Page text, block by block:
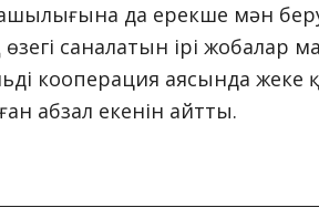
да ерекше мән
саналатын ірі жобалар
кооперация аясында
абзал екенін айтты.